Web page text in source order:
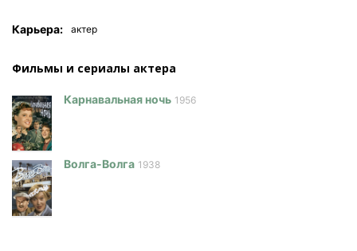
Карьера: актер
Фильмы и сериалы актера
Карнавальная ночь 1956
Волга-Волга 1938